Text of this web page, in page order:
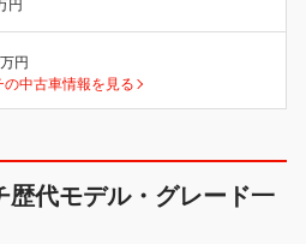
円
万円
中古車情報を見る
歴代モデル・グレード一